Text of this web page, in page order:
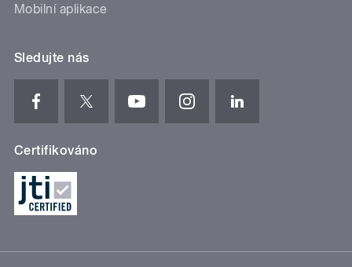
Mobilní aplikace
Sledujte nás
Certifikováno